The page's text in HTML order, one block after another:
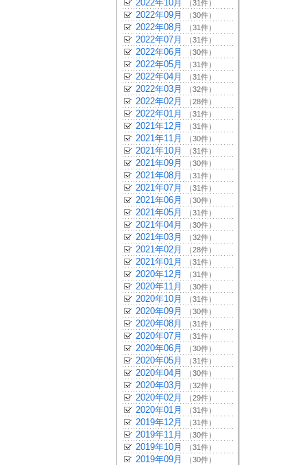
2022年10月 （31件）
2022年09月 （30件）
2022年08月 （31件）
2022年07月 （31件）
2022年06月 （30件）
2022年05月 （31件）
2022年04月 （31件）
2022年03月 （32件）
2022年02月 （28件）
2022年01月 （31件）
2021年12月 （31件）
2021年11月 （30件）
2021年10月 （31件）
2021年09月 （30件）
2021年08月 （31件）
2021年07月 （31件）
2021年06月 （30件）
2021年05月 （31件）
2021年04月 （30件）
2021年03月 （32件）
2021年02月 （28件）
2021年01月 （31件）
2020年12月 （31件）
2020年11月 （30件）
2020年10月 （31件）
2020年09月 （30件）
2020年08月 （31件）
2020年07月 （31件）
2020年06月 （30件）
2020年05月 （31件）
2020年04月 （30件）
2020年03月 （32件）
2020年02月 （29件）
2020年01月 （31件）
2019年12月 （31件）
2019年11月 （30件）
2019年10月 （31件）
2019年09月 （30件）